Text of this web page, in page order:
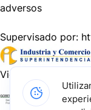
adversos
Supervisado por:
Vigilado por: